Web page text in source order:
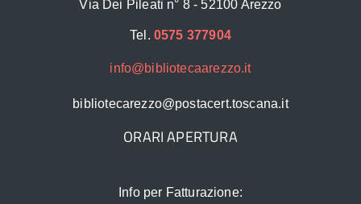
Via Dei Pileati n° 8 - 52100 Arezzo
Tel. 0575 377904
info@bibliotecaarezzo.it
bibliotecarezzo@postacert.toscana.it
ORARI APERTURA
Info per Fatturazione: